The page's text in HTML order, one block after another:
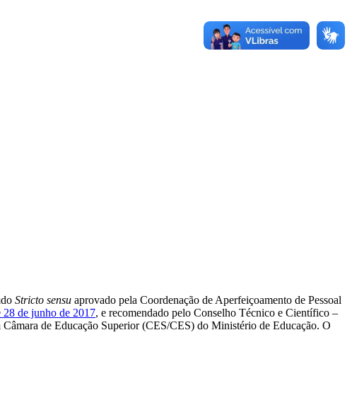
Stricto sensu aprovado pela Coordenação de Aperfeiçoamento de Pessoal
de junho de 2017, e recomendado pelo Conselho Técnico e Científico –
de Educação Superior (CES/CES) do Ministério de Educação. O